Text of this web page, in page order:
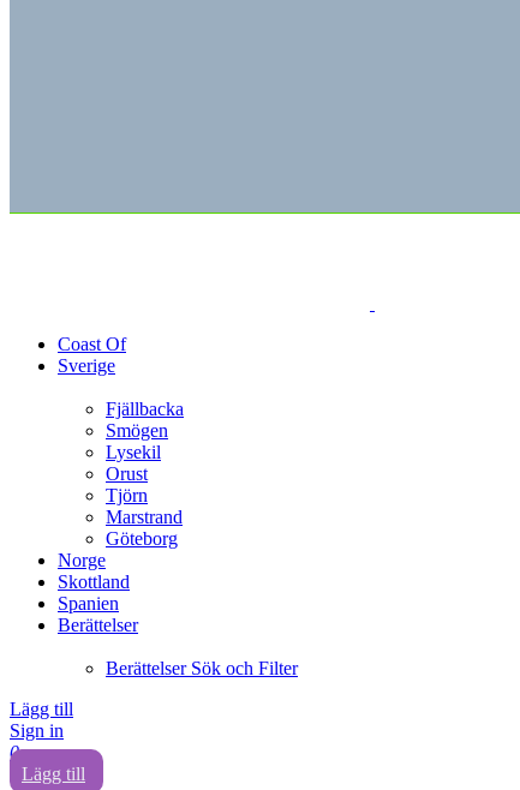
Coast Of
Sverige
Fjällbacka
Smögen
Lysekil
Orust
Tjörn
Marstrand
Göteborg
Norge
Skottland
Spanien
Berättelser
Berättelser Sök och Filter
Lägg till
Sign in
0
Lägg till